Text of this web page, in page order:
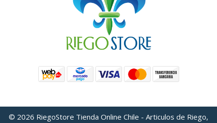
© 2026 RiegoStore Tienda Online Chile - Articulos de Riego,